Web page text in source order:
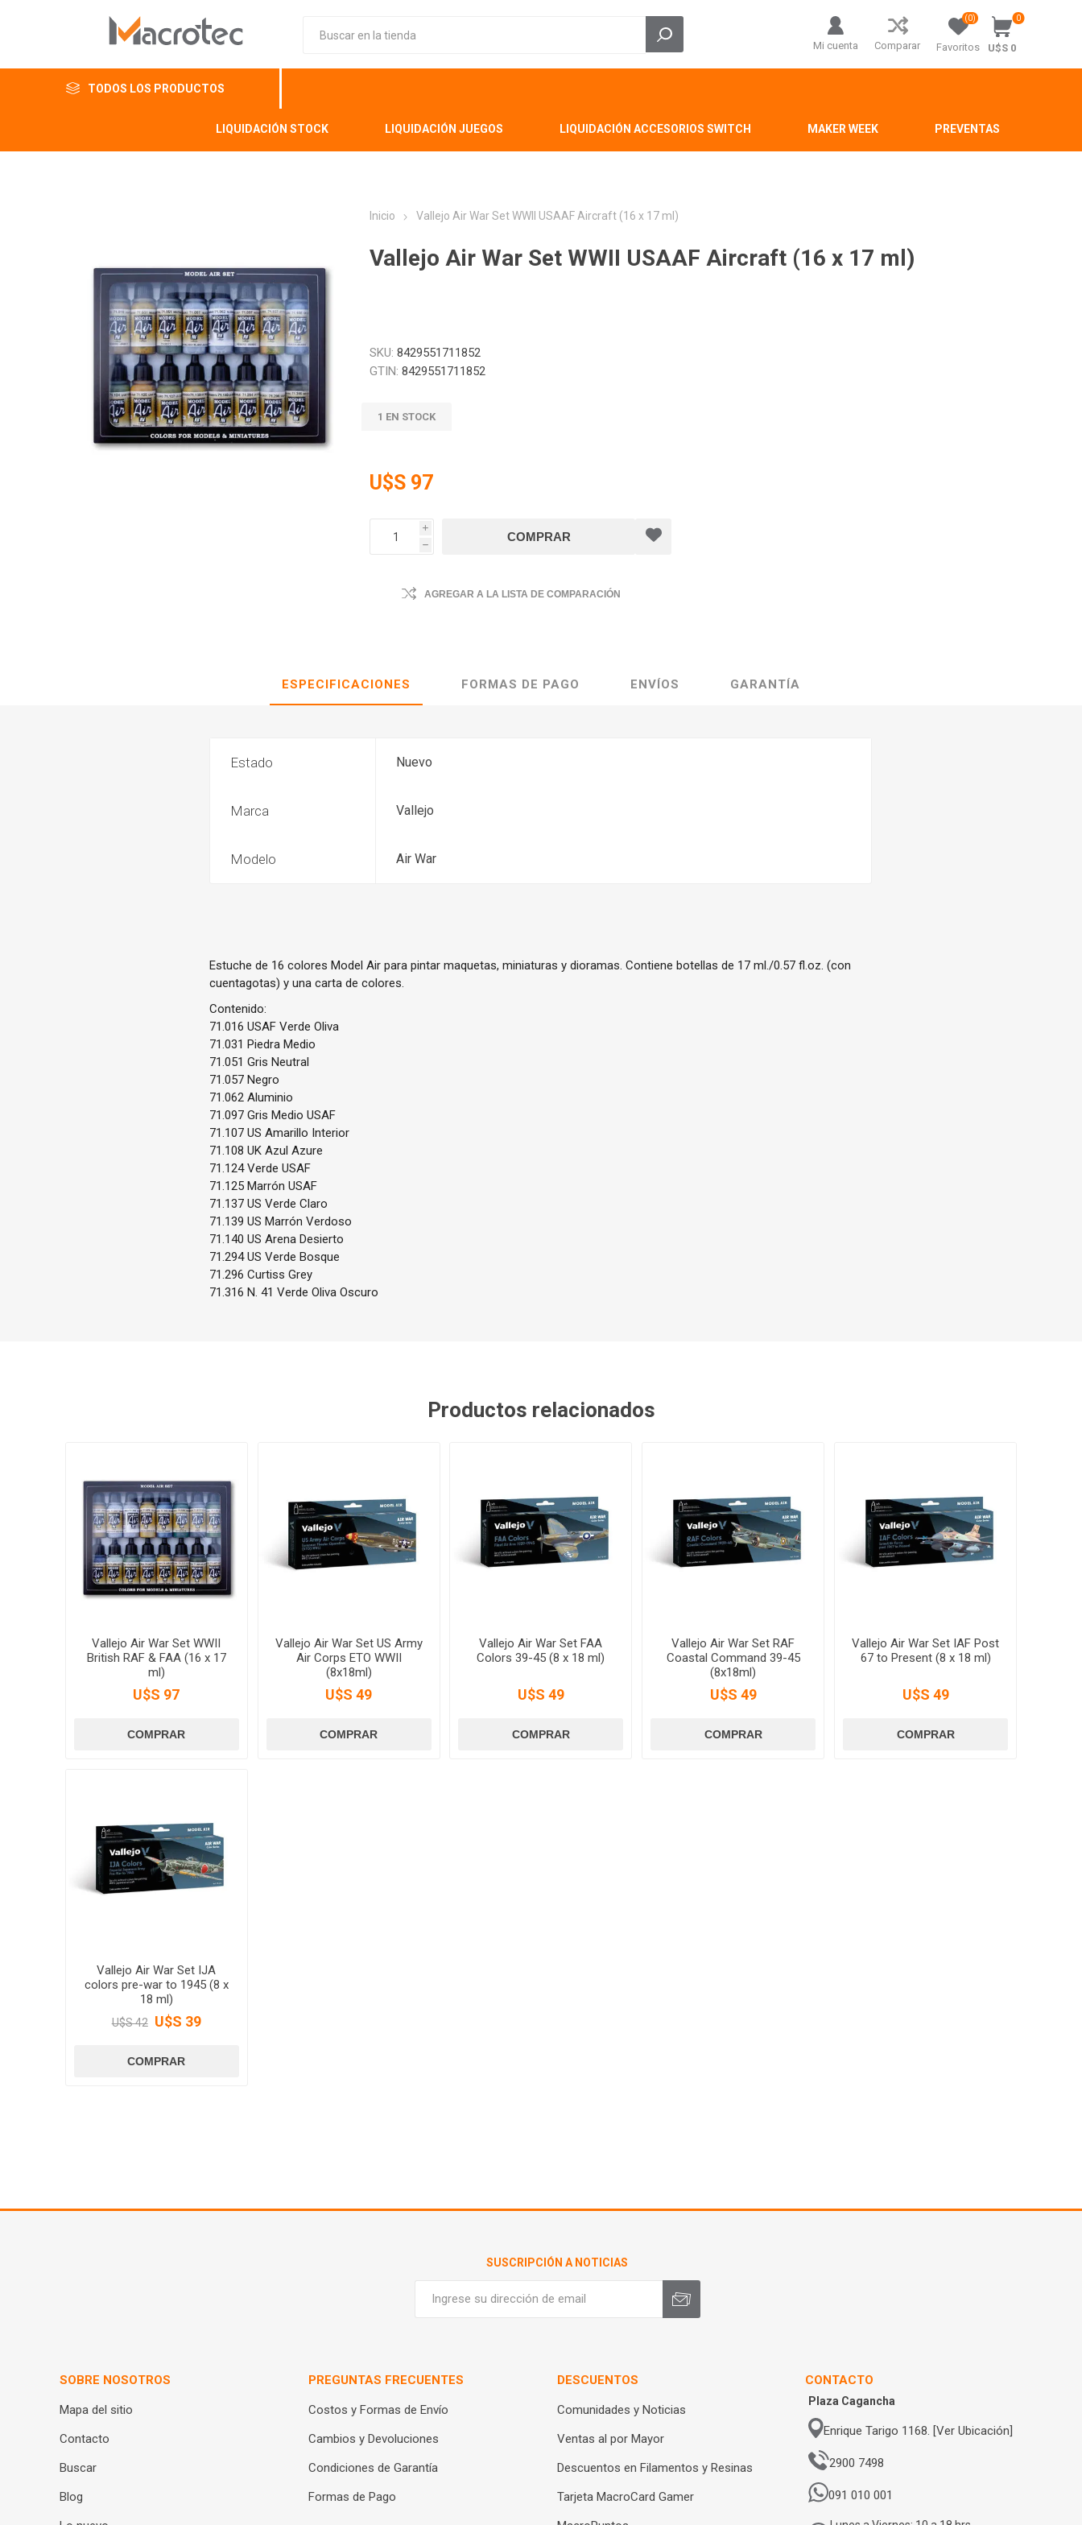
Mi cuenta Comparar Favoritos
(0) 0
U$S 0
TODOS LOS PRODUCTOS
LIQUIDACIÓN STOCK LIQUIDACIÓN JUEGOS LIQUIDACIÓN ACCESORIOS SWITCH MAKER WEEK PREVENTAS
Inicio Vallejo Air War Set WWII USAAF Aircraft (16 x 17 ml)
Vallejo Air War Set WWII USAAF Aircraft (16 x 17 ml)
SKU: 8429551711852
GTIN: 8429551711852
1 EN STOCK
U$S 97
i
h
AGREGAR A LA LISTA DE COMPARACIÓN
ESPECIFICACIONES FORMAS DE PAGO ENVÍOS GARANTÍA
Estado Nuevo
Marca Vallejo
Modelo Air War
Estuche de 16 colores Model Air para pintar maquetas, miniaturas y dioramas. Contiene botellas de 17 ml./0.57 fl.oz. (con
cuentagotas) y una carta de colores.
Contenido:
71.016 USAF Verde Oliva
71.031 Piedra Medio
71.051 Gris Neutral
71.057 Negro
71.062 Aluminio
71.097 Gris Medio USAF
71.107 US Amarillo Interior
71.108 UK Azul Azure
71.124 Verde USAF
71.125 Marrón USAF
71.137 US Verde Claro
71.139 US Marrón Verdoso
71.140 US Arena Desierto
71.294 US Verde Bosque
71.296 Curtiss Grey
71.316 N. 41 Verde Oliva Oscuro
Productos relacionados
Vallejo Air War Set WWII
British RAF & FAA (16 x 17
ml)
U$S 97
Vallejo Air War Set US Army
Air Corps ETO WWII
(8x18ml)
U$S 49
Vallejo Air War Set FAA
Colors 39-45 (8 x 18 ml)
U$S 49
Vallejo Air War Set RAF
Coastal Command 39-45
(8x18ml)
U$S 49
Vallejo Air War Set IAF Post
67 to Present (8 x 18 ml)
U$S 49
Vallejo Air War Set IJA
colors pre-war to 1945 (8 x
18 ml)
U$S 42 U$S 39
SUSCRIPCIÓN A NOTICIAS
SOBRE NOSOTROS
Mapa del sitio
Contacto
Buscar
Blog
PREGUNTAS FRECUENTES
Costos y Formas de Envío
Cambios y Devoluciones
Condiciones de Garantía
Formas de Pago
DESCUENTOS
Comunidades y Noticias
Ventas al por Mayor
Descuentos en Filamentos y Resinas
Tarjeta MacroCard Gamer
CONTACTO
Plaza Cagancha
Enrique Tarigo 1168. [Ver Ubicación]
2900 7498
091 010 001